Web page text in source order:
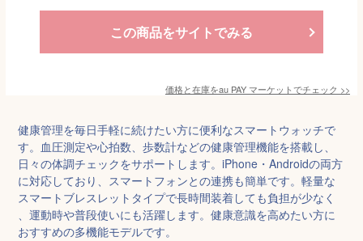
この商品をサイトでみる
価格と在庫をau PAY マーケットでチェック >>
健康管理を毎日手軽に続けたい方に便利なスマートウォッチで
す。血圧測定や心拍数、歩数計などの健康管理機能を搭載し、
日々の体調チェックをサポートします。iPhone・Androidの両方
に対応しており、スマートフォンとの連携も簡単です。軽量な
スマートブレスレットタイプで長時間装着しても負担が少なく
、運動時や普段使いにも活躍します。健康意識を高めたい方に
おすすめの多機能モデルです。